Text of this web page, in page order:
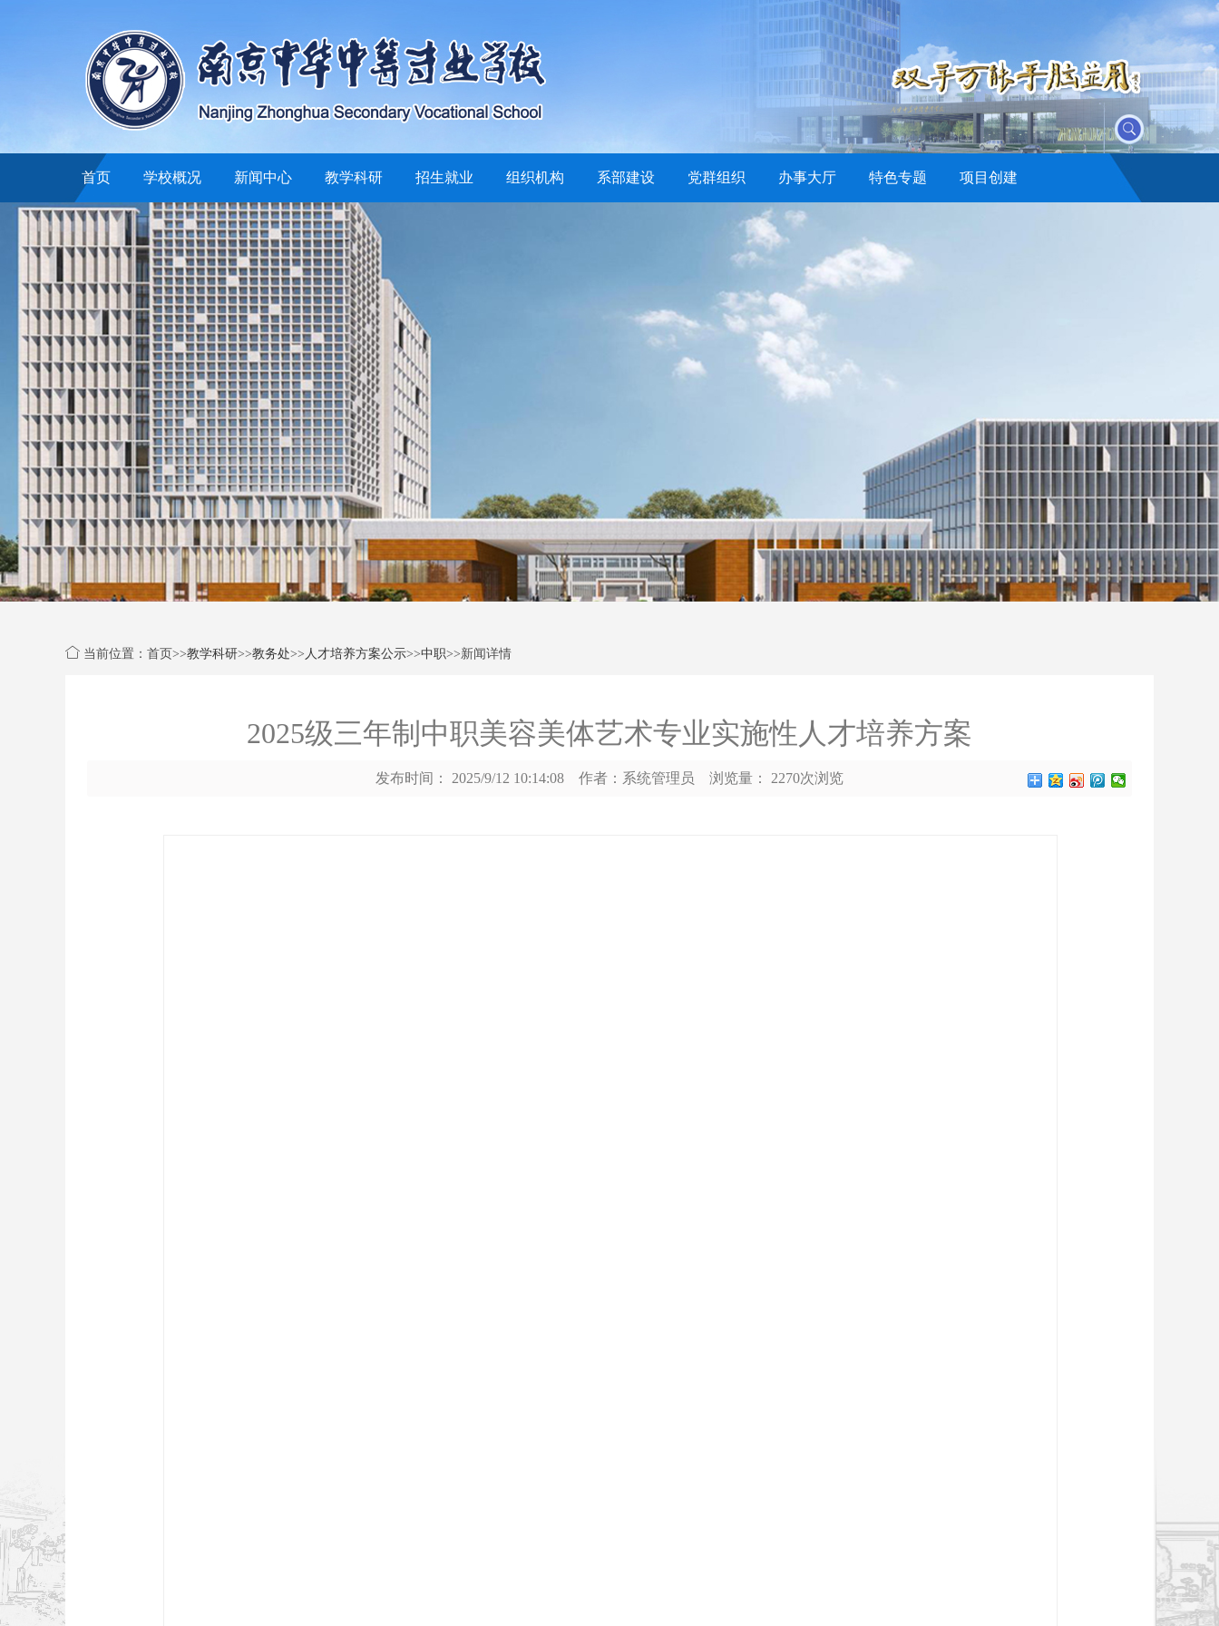
首页 学校概况 新闻中心 教学科研 招生就业 组织机构 系部建设 党群组织 办事大厅 特色专题 项目创建
当前位置：首页>>教学科研>>教务处>> 人才培养方案公示>>中职>>新闻详情
2025级三年制中职美容美体艺术专业实施性人才培养方案
发布时间： 2025/9/12 10:14:08 作者：系统管理员 浏览量： 2270次浏览